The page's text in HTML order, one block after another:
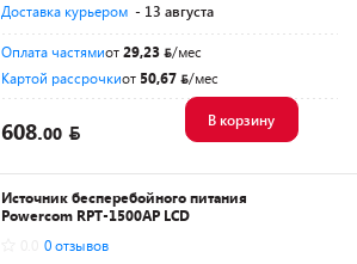
Доставка курьером - 13 августа
Оплата частямиот29,23
/мес
Картой рассрочкиот 50,67 /мес
608.00
В корзину
Источник бесперебойного питания
Powercom RPT-1500AP LCD
0 отзывов